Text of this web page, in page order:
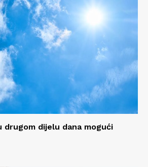
drugom dijelu dana mogući